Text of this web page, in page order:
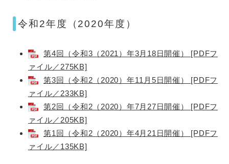
令和2年度（2020年度）
第4回（令和3（2021）年3月18日開催） [PDFフ
ァイル／275KB]
第3回（令和2（2020）年11月5日開催） [PDFフ
ァイル／233KB]
第2回（令和2（2020）年7月27日開催） [PDFフ
ァイル／205KB]
第1回（令和2（2020）年4月21日開催） [PDFフ
ァイル／135KB]